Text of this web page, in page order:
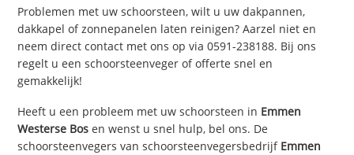
Problemen met uw schoorsteen, wilt u uw dakpannen,
dakkapel of zonnepanelen laten reinigen? Aarzel niet en
neem direct contact met ons op via 0591-238188. Bij ons
regelt u een schoorsteenveger of offerte snel en
gemakkelijk!
Heeft u een probleem met uw schoorsteen in Emmen
Westerse Bos en wenst u snel hulp, bel ons. De
schoorsteenvegers van schoorsteenvegersbedrijf Emmen